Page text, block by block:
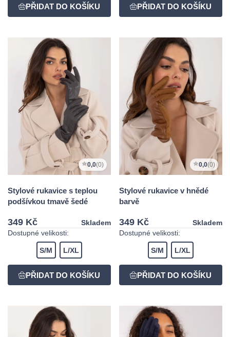
0,0(0)
Stylové rukavice s teplou
podšívkou tmavě šedé
349 Kč
Skladem
Dostupné velikosti:
S/M L/XL
0,0(0)
Stylové rukavice v hnědé
barvě
349 Kč
Skladem
Dostupné velikosti:
S/M L/XL